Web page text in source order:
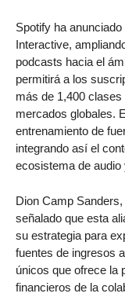
Spotify ha
Interactive,
podcasts hacia el
permitirá a los
más de 1,400
mercados globales.
entrenamiento de
integrando así el
ecosistema de audio
Dion Camp
señalado que esta
su estrategia para
fuentes de ingresos
únicos que ofrece la
financieros de la